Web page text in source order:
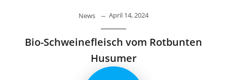
News April 14, 2024
Bio-Schweinefleisch vom Rotbunten
Husumer